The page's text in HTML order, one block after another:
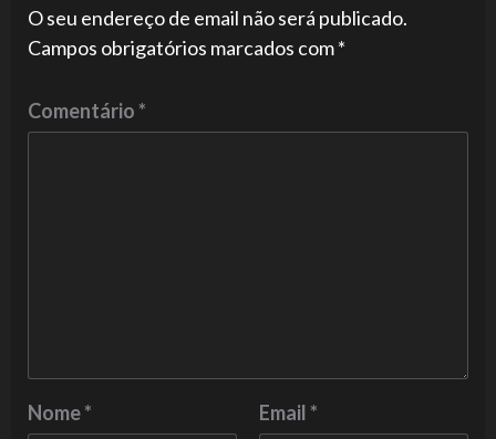
O seu endereço de email não será publicado.
Campos obrigatórios marcados com*
Comentário*
Nome* Email*